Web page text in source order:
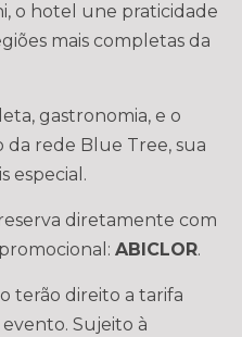
o hotel une praticidade
mais completas da
gastronomia, e o
rede Blue Tree, sua
especial.
diretamente com
ABICLOR.
terão direito a tarifa
Sujeito à